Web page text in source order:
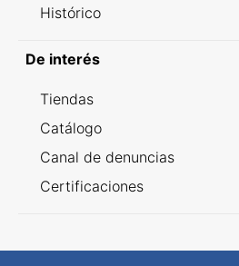
Histórico
De interés
Tiendas
Catálogo
Canal de denuncias
Certificaciones